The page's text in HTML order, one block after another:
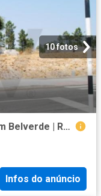
10 fotos
Lote 2080 | Terreno para venda em Belverde | Rua das Túlipas
Infos do anúncio